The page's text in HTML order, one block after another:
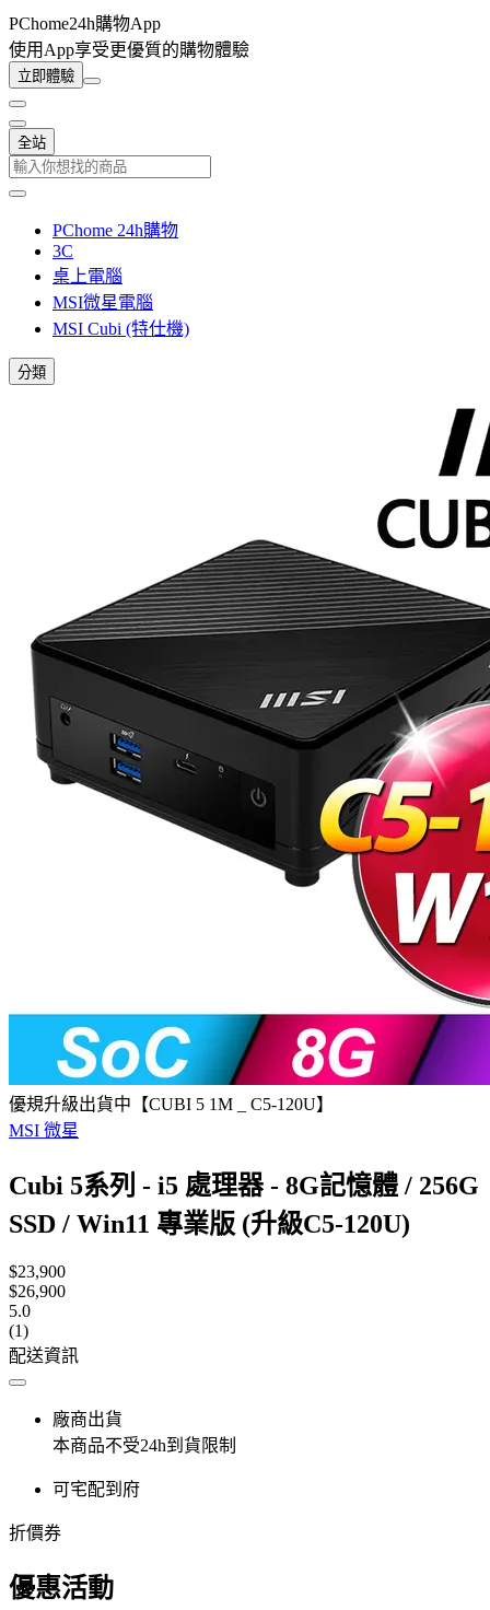
PChome24h購物App
使用App享受更優質的購物體驗
立即體驗
全站
PChome 24h購物
3C
桌上電腦
MSI微星電腦
MSI Cubi (特仕機)
分類
優規升級出貨中【CUBI 5 1M _ C5-120U】
MSI 微星
Cubi 5系列 - i5 處理器 - 8G記憶體 / 256G
SSD / Win11 專業版 (升級C5-120U)
$23,900
$26,900
5.0
(1)
配送資訊
廠商出貨
本商品不受24h到貨限制
可宅配到府
折價券
優惠活動